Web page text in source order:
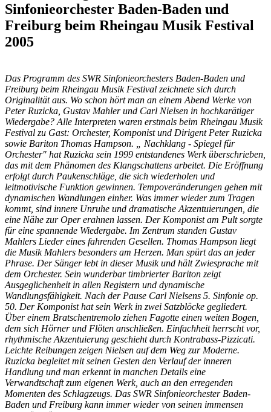
Sinfonieorchester Baden-Baden und
Freiburg beim Rheingau Musik Festival
2005
Das Programm des SWR Sinfonieorchesters Baden-Baden und
Freiburg beim Rheingau Musik Festival zeichnete sich durch
Originalität aus. Wo schon hört man an einem Abend Werke von
Peter Ruzicka, Gustav Mahler und Carl Nielsen in hochkarätiger
Wiedergabe? Alle Interpreten waren erstmals beim Rheingau Musik
Festival zu Gast: Orchester, Komponist und Dirigent Peter Ruzicka
sowie Bariton Thomas Hampson. „ Nachklang - Spiegel für
Orchester" hat Ruzicka sein 1999 entstandenes Werk überschrieben,
das mit dem Phänomen des Klangschattens arbeitet. Die Eröffnung
erfolgt durch Paukenschläge, die sich wiederholen und
leitmotivische Funktion gewinnen. Tempoveränderungen gehen mit
dynamischen Wandlungen einher. Was immer wieder zum Tragen
kommt, sind innere Unruhe und dramatische Akzentuierungen, die
eine Nähe zur Oper erahnen lassen. Der Komponist am Pult sorgte
für eine spannende Wiedergabe. Im Zentrum standen Gustav
Mahlers Lieder eines fahrenden Gesellen. Thomas Hampson liegt
die Musik Mahlers besonders am Herzen. Man spürt das an jeder
Phrase. Der Sänger lebt in dieser Musik und hält Zwiesprache mit
dem Orchester. Sein wunderbar timbrierter Bariton zeigt
Ausgeglichenheit in allen Registern und dynamische
Wandlungsfähigkeit. Nach der Pause Carl Nielsens 5. Sinfonie op.
50. Der Komponist hat sein Werk in zwei Satzblöcke gegliedert.
Über einem Bratschentremolo ziehen Fagotte einen weiten Bogen,
dem sich Hörner und Flöten anschließen. Einfachheit herrscht vor,
rhythmische Akzentuierung geschieht durch Kontrabass-Pizzicati.
Leichte Reibungen zeigen Nielsen auf dem Weg zur Moderne.
Ruzicka begleitet mit seinen Gesten den Verlauf der inneren
Handlung und man erkennt in manchen Details eine
Verwandtschaft zum eigenen Werk, auch an den erregenden
Momenten des Schlagzeugs. Das SWR Sinfonieorchester Baden-
Baden und Freiburg kann immer wieder von seinen immensen